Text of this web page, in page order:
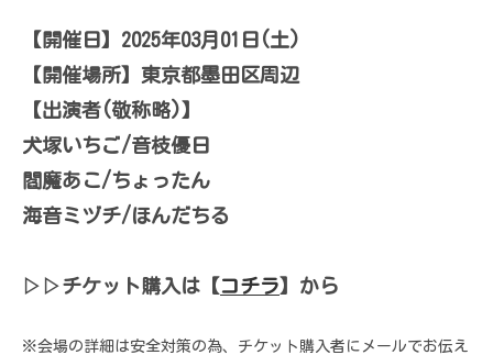
【開催日】2025年03月01日(土)
【開催場所】東京都墨田区周辺
【出演者(敬称略)】
犬塚いちご/音枝優日
閻魔あこ/ちょったん
海音ミヅチ/ほんだちる
▷▷チケット購入は【 コチラ】から
※会場の詳細は安全対策の為、チケット購入者にメールでお伝え